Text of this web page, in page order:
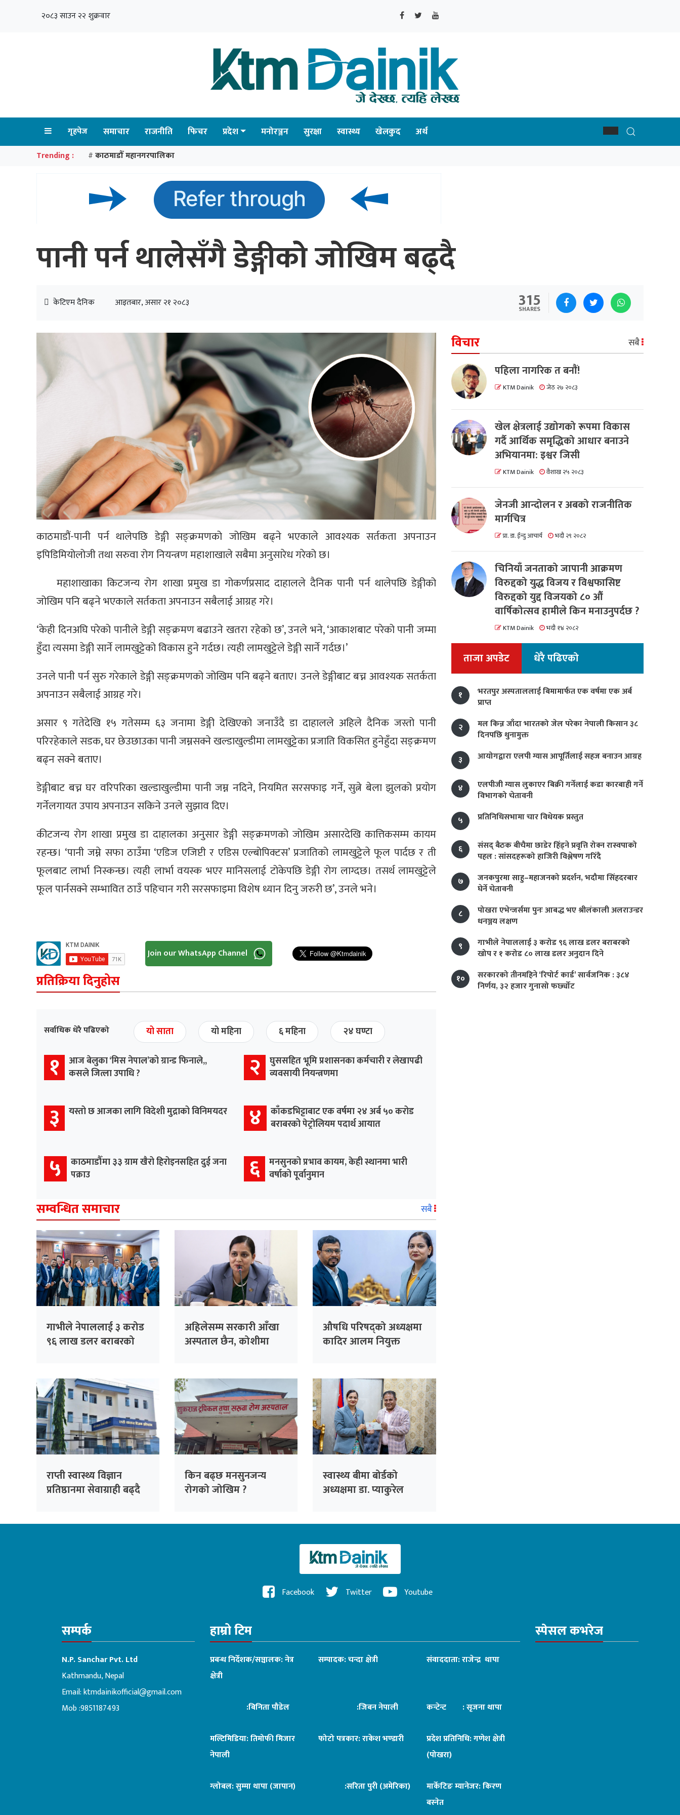
२०८३ साउन २२ शुक्रवार
गृहपेज समाचार राजनीति फिचर प्रदेश मनोरञ्जन सुरक्षा स्वास्थ्य खेलकुद अर्थ
Trending : # काठमाडौँ महानगरपालिका
पानी पर्न थालेसँगै डेङ्गीको जोखिम बढ्दै
केटिएम दैनिक आइतबार, असार २१ २०८३ 315
SHARES
काठमाडौं-पानी पर्न थालेपछि डेङ्गी सङ्क्रमणको जोखिम बढ्ने भएकाले आवश्यक सर्तकता अपनाउन
इपिडिमियोलोजी तथा सरुवा रोग नियन्त्रण महाशाखाले सबैमा अनुसारेध गरेको छ।
महाशाखाका किटजन्य रोग शाखा प्रमुख डा गोकर्णप्रसाद दाहालले दैनिक पानी पर्न थालेपछि डेङ्गीको
जोखिम पनि बढ्ने भएकाले सर्तकता अपनाउन सबैलाई आग्रह गरे।
‘केही दिनअघि परेको पानीले डेङ्गी सङ्क्रमण बढाउने खतरा रहेको छ’, उनले भने, ‘आकाशबाट परेको पानी जम्मा
हुँदा त्यसमा डेङ्गी सार्ने लामखुट्टेको विकास हुने गर्दछ। त्यही लामखुट्टेले डेङ्गी सार्ने गर्दछ।’
उनले पानी पर्न सुरु गरेकाले डेङ्गी सङ्क्रमणको जोखिम पनि बढ्ने बताए। उनले डेङ्गीबाट बच्न आवश्यक सतर्कता
अपनाउन सबैलाई आग्रह गरे।
असार ९ गतेदेखि १५ गतेसम्म ६३ जनामा डेङ्गी देखिएको जनाउँदै डा दाहालले अहिले दैनिक जस्तो पानी
परिरहेकाले सडक, घर छेउछाउका पानी जम्नसक्ने खल्डाखुल्डीमा लामखुट्टेका प्रजाति विकसित हुनेहुँदा सङ्क्रमण
बढ्न सक्ने बताए।
डेङ्गीबाट बच्न घर वरिपरिका खल्डाखुल्डीमा पानी जम्न नदिने, नियमित सरसफाइ गर्ने, सुत्ने बेला झुलको प्रयोग
गर्नेलगायत उपाय अपनाउन सकिने उनले सुझाव दिए।
कीटजन्य रोग शाखा प्रमुख डा दाहालका अनुसार डेङ्गी सङ्क्रमणको जोखिम असारदेखि कात्तिकसम्म कायम
रहन्छ। ‘पानी जम्ने सफा ठाउँमा ‘एडिज एजिप्टी र एडिस एल्बोपिक्टस’ प्रजातिको लामखुट्टेले फूल पार्दछ र ती
फूलबाट लार्भा निस्कन्छ। त्यही लार्भा वयस्क भएर मानिसलाई टोकेपछि डेङ्गी रोग लाग्दछ। तसर्थ लामखुट्टेले
फूल पार्नसक्ने सम्भावित ठाउँ पहिचान गरी सरसफाइमा विशेष ध्यान दिनु जरुरी छ’, उनले भने।
Join our WhatsApp Channel
प्रतिक्रिया दिनुहोस
सर्वाधिक धेरै पढिएको यो साता यो महिना ६ महिना २४ घण्टा
१
आज बेलुका ‘मिस नेपाल’को ग्रान्ड फिनाले,,
कसले जित्ला उपाधि ?
२
घुससहित भूमि प्रशासनका कर्मचारी र लेखापढी
व्यवसायी नियन्त्रणमा
३ यस्तो छ आजका लागि विदेशी मुद्राको विनिमयदर ४
काँकडभिट्टाबाट एक वर्षमा २४ अर्ब ५० करोड
बराबरको पेट्रोलियम पदार्थ आयात
५
काठमाडौँमा ३३ ग्राम खैरो हिरोइनसहित दुई जना
पक्राउ
६ मनसुनको प्रभाव कायम, केही स्थानमा भारी
वर्षाको पूर्वानुमान
सम्वन्धित समाचार सबै
गाभीले नेपाललाई ३ करोड
९६ लाख डलर बराबरको
अहिलेसम्म सरकारी आँखा
अस्पताल छैन, कोशीमा
औषधि परिषद्को अध्यक्षमा
कादिर आलम नियुक्त
राप्ती स्वास्थ्य विज्ञान
प्रतिष्ठानमा सेवाग्राही बढ्दै
किन बढ्छ मनसुनजन्य
रोगको जोखिम ?
स्वास्थ्य बीमा बोर्डको
अध्यक्षमा डा. प्याकुरेल
विचार सबै
पहिला नागरिक त बनाैं!
KTM Dainik जेठ २७ २०८३
खेल क्षेत्रलाई उद्योगको रूपमा विकास
गर्दै आर्थिक समृद्धिको आधार बनाउने
अभियानमा: इश्वर जिसी
KTM Dainik वैशाख २५ २०८३
जेनजी आन्दोलन र अबको राजनीतिक
मार्गचित्र
प्रा. डा. ईन्दु आचार्य भदौ २९ २०८२
चिनियाँ जनताको जापानी आक्रमण
विरुद्दको युद्ध विजय र विश्वफासिष्ट
विरुद्दको युद्द विजयको ८० औं
वार्षिकोत्सव हामीले किन मनाउनुपर्दछ ?
KTM Dainik भदौ १४ २०८२
ताजा अपडेट धेरै पढिएको
१
भरतपुर अस्पताललाई बिमामार्फत एक वर्षमा एक अर्ब
प्राप्त
२
मल किन्न जाँदा भारतको जेल परेका नेपाली किसान ३८
दिनपछि थुनामुक्त
३
आयोगद्वारा एलपी ग्यास आपूर्तिलाई सहज बनाउन आग्रह
४
एलपीजी ग्यास लुकाएर बिक्री गर्नेलाई कडा कारबाही गर्ने
विभागको चेतावनी
५
प्रतिनिधिसभामा चार विधेयक प्रस्तुत
६
संसद् बैठक बीचैमा छाडेर हिँड्ने प्रवृत्ति रोक्न रास्वपाको
पहल : सांसदहरूको हाजिरी विश्लेषण गरिँदै
७
जनकपुरमा साहु–महाजनको प्रदर्शन, भदौमा सिंहदरबार
घेर्ने चेतावनी
८
पोखरा एभेन्जर्समा पुनः आबद्ध भए श्रीलंकाली अलराउन्डर
धनञ्जय लक्षण
९
गाभीले नेपाललाई ३ करोड ९६ लाख डलर बराबरको
खोप र १ करोड ८० लाख डलर अनुदान दिने
१०
सरकारको तीनमहिने ‘रिपोर्ट कार्ड’ सार्वजनिक : ३८४
निर्णय, ३२ हजार गुनासो फर्छ्योट
Facebook Twitter Youtube
सम्पर्क
N.P. Sanchar Pvt. Ltd
Kathmandu, Nepal
Email:ktmdainikofficial@gmail.com
Mob :9851187493
हाम्रो टिम
प्रबन्ध निर्देशक/सञ्चालक: नेत्र
क्षेत्री
सम्पादक: चन्दा क्षेत्री संवाददाता: राजेन्द्र थापा
:बिनिता पौडेल :जिबन नेपाली कन्टेन्ट : सृजना थापा
मल्टिमिडिया: तिमोफी मिजार
नेपाली
फोटो पत्रकार: राकेश भण्डारी
प्रदेश प्रतिनिधि: गणेश क्षेत्री
(पोखरा)
ग्लोबल: सुम्मा थापा (जापान) :सरिता पुरी (अमेरिका)
मार्केटिङ म्यानेजर: किरण
बस्नेत
स्पेसल कभरेज